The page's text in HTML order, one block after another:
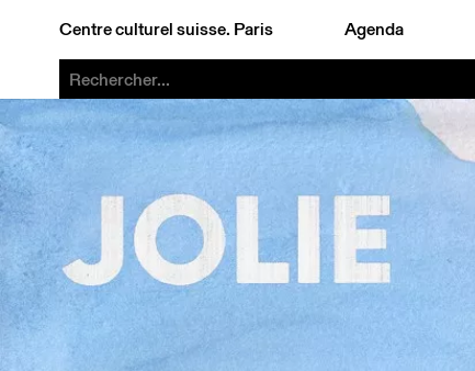
Centre culturel suisse. Paris Agenda